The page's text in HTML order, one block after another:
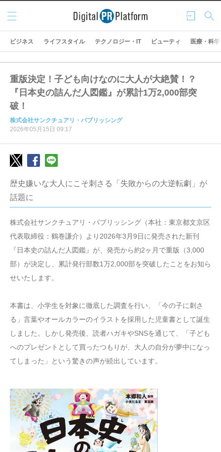
ログ
イン
検索
メニ
ュー
ビジネス ライフスタイル テクノロジー・IT ビューティ 医療・科学
重版決定！子ども向けなのに大人が大絶賛！？
『日本史の詰んだ人図鑑』が累計1万2,000部突
破！
株式会社サンクチュアリ・パブリッシング
2026年05月15日 09:17
歴史嫌いな大人にこそ刺さる「失敗からの大逆転劇」が
話題に
株式会社サンクチュアリ・パブリッシング（本社：東京都文京区
代表取締役：鶴巻謙介）より2026年3月9日に発売された新刊
『日本史の詰んだ人図鑑』が、発売から約2ヶ月で重版（3,000
部）が決定し、累計発行部数1万2,000部を突破したことをお知ら
せいたします。
本書は、小学生を対象に徹底した調査を行い、「今の子に刺さ
る」言葉やオールカラーのイラストを採用した児童書として誕生
しました。しかし発売後、読者ハガキやSNSを通じて、「子ども
へのプレゼントとして買ったつもりが、大人の自分が夢中になっ
てしまった」という驚きの声が続出しています。